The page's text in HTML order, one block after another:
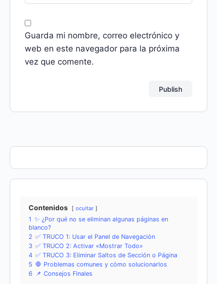
Guarda mi nombre, correo electrónico y
web en este navegador para la próxima
vez que comente.
Contenidos ocultar
1 ✨ ¿Por qué no se eliminan algunas páginas en
blanco?
2 ✅ TRUCO 1: Usar el Panel de Navegación
3 ✅ TRUCO 2: Activar «Mostrar Todo»
4 ✅ TRUCO 3: Eliminar Saltos de Sección o Página
5 🛑 Problemas comunes y cómo solucionarlos
6
📌 Consejos Finales